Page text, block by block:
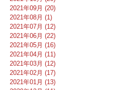
2021年09月 (20)
2021年08月 (1)
2021年07月 (12)
2021年06月 (22)
2021年05月 (16)
2021年04月 (11)
2021年03月 (12)
2021年02月 (17)
2021年01月 (13)